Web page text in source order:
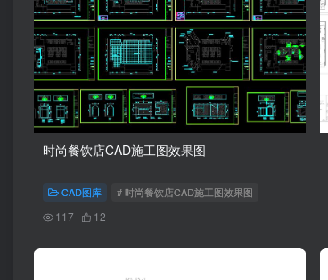
时尚餐饮店CAD施工图效果图
CAD图库 # 时尚餐饮店CAD施工图效果图
117 12